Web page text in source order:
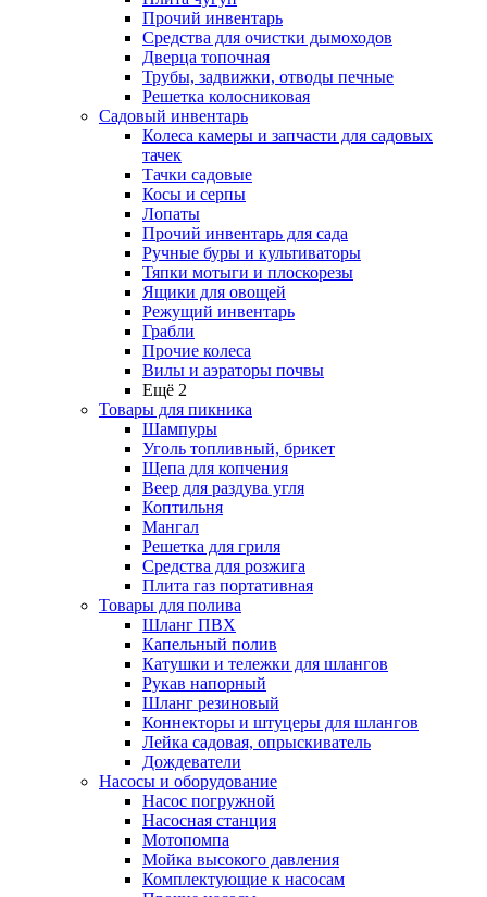
Прочий инвентарь
Средства для очистки дымоходов
Дверца топочная
Трубы, задвижки, отводы печные
Решетка колосниковая
Садовый инвентарь
Колеса камеры и запчасти для садовых
тачек
Тачки садовые
Косы и серпы
Лопаты
Прочий инвентарь для сада
Ручные буры и культиваторы
Тяпки мотыги и плоскорезы
Ящики для овощей
Режущий инвентарь
Грабли
Прочие колеса
Вилы и аэраторы почвы
Ещё 2
Товары для пикника
Шампуры
Уголь топливный, брикет
Щепа для копчения
Веер для раздува угля
Коптильня
Мангал
Решетка для гриля
Средства для розжига
Плита газ портативная
Товары для полива
Шланг ПВХ
Капельный полив
Катушки и тележки для шлангов
Рукав напорный
Шланг резиновый
Коннекторы и штуцеры для шлангов
Лейка садовая, опрыскиватель
Дождеватели
Насосы и оборудование
Насос погружной
Насосная станция
Мотопомпа
Мойка высокого давления
Комплектующие к насосам